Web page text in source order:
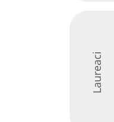
Laureaci